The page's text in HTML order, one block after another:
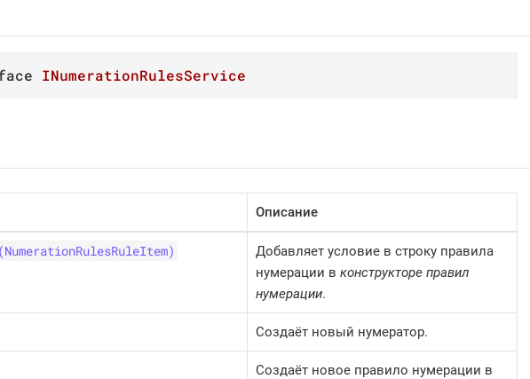
INumerationRulesService
Описание
Добавляет условие в строку правила
нумерации в конструкторе правил
нумерации.
Создаёт новый нумератор.
Создаёт новое правило нумерации в